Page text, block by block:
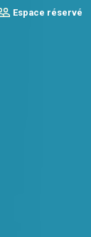
Espace réservé